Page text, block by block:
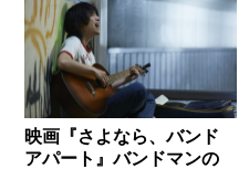
映画『さよなら、バンド
アパート』バンドマンの